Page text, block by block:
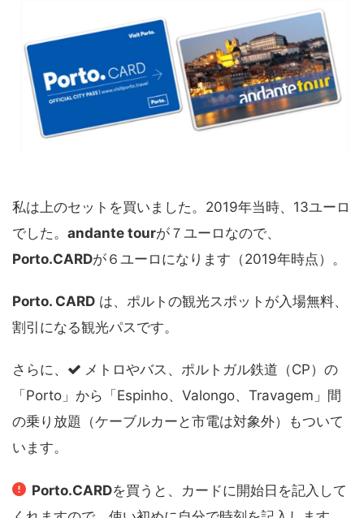
私は上のセットを買いました。2019年当時、13ユーロ
でした。 andante tourが７ユーロなので、
Porto.CARDが６ユーロになります（2019年時点）。
Porto. CARD は、ポルトの観光スポットが入場無料、
割引になる観光パスです。
さらに、
メトロやバス、ポルトガル鉄道（CP）の
「Porto」から「Espinho、Valongo、Travagem」間
の乗り放題（ケーブルカーと市電は対象外）もついて
います。
Porto.CARDを買うと、カードに開始日を記入して